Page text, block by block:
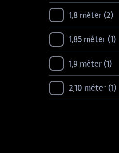
200-600 g 1
30 LBS 1
300-500 g 4
40-150 g 1
40-180 g 2
1,8 méter 2
1,85 méter 1
1,9 méter 1
2,10 méter 1